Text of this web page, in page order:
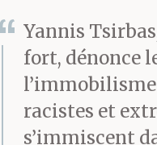
poste de
te rouer
Quinze
démoli.
Yannis
fort, dénonce
racistes et
s’immiscent